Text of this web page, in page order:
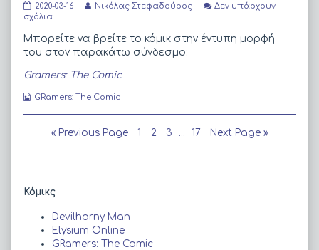
Gramers
–
45
published
2020-03-16
Read
by
the
of
Gramers
Σελίδα
45,
Νικόλας Στεφαδούρος
Δεν υπάρχουν
σχόλια
–
Σελίδα
Μπορείτε να βρείτε το κόμικ στην έντυπη μορφή
του στον παρακάτω σύνδεσμο:
Gramers: The Comic
Webcomic
GRamers: The Comic
Πλοήγηση
« Previous Page Page
1 Page
2 Page
3 … Page
17 Next Page »
Primary
Sidebar
Κόμικς
Devilhorny Man
Elysium Online
GRamers: The Comic